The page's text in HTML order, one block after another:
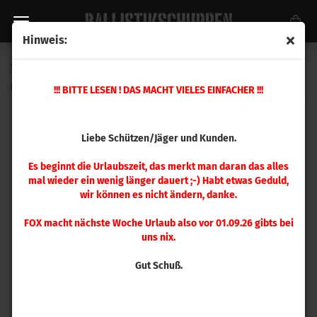
Hinweis:
!!! BITTE LESEN ! DAS MACHT VIELES EINFACHER !!!
Liebe Schützen/Jäger und Kunden.
Es beginnt die Urlaubszeit, das merkt man daran das alles
mal wieder ein wenig länger dauert ;-) Habt etwas Geduld,
wir können es nicht ändern, danke.
FOX macht nächste Woche Urlaub also vor 01.09.26 gibts bei
uns nix.
Gut Schuß.
Speer .458 Hot-Cor 350gr 50 Stück
2478)